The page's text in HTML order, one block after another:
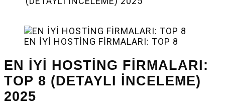
EN İYİ HOSTİNG FİRMALARI: TOP 8
EN İYİ HOSTİNG FİRMALARI:
TOP 8 (DETAYLI İNCELEME)
2025